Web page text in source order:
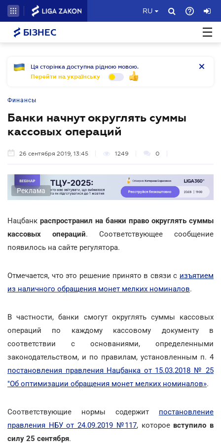
RU
БІЗНЕС
Ця сторінка доступна рідною мовою.
Перейти на українську
Финансы
Банки начнут округлять суммы
кассовых операций
26 сентября 2019, 13:45 1249 0
Реклама
Нацбанк распространил на банки право округлять суммы
кассовых операций. Соответствующее сообщение
появилось на сайте регулятора.
Отмечается, что это решение принято в связи с изъятием
из наличного обращения монет мелких номиналов.
В частности, банки смогут округлять суммы кассовых
операций по каждому кассовому документу в
соответствии с основаниями, определенными
законодательством, и по правилам, установленным п. 4
постановления правления Нацбанка от 15.03.2018 № 25
"Об оптимизации обращения монет мелких номиналов».
Соответствующие нормы содержит постановление
правления НБУ от 24.09.2019 №117, которое вступило в
силу 25 сентября.